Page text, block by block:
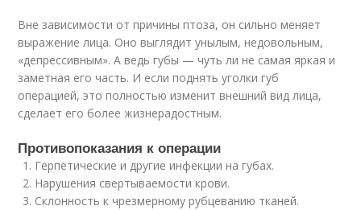
Вне зависимости от причины птоза, он сильно меняет
выражение лица. Оно выглядит унылым, недовольным,
«депрессивным». А ведь губы — чуть ли не самая яркая и
заметная его часть. И если поднять уголки губ
операцией, это полностью изменит внешний вид лица,
сделает его более жизнерадостным.
Противопоказания к операции
Герпетические и другие инфекции на губах.
Нарушения свертываемости крови.
Склонность к чрезмерному рубцеванию тканей.